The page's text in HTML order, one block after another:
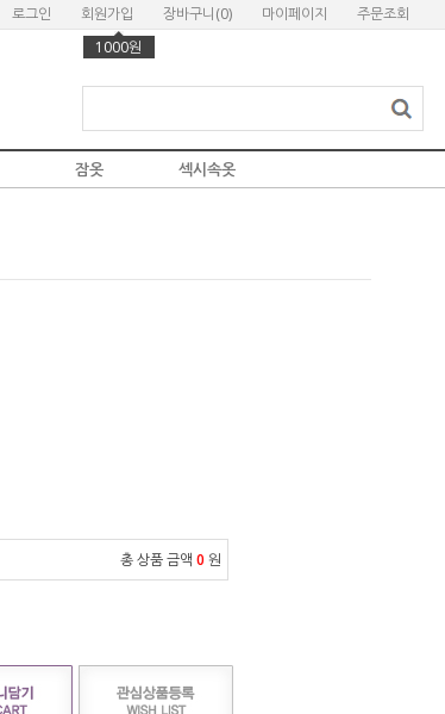
로그인
회원가입
1000원
장바구니(0) 마이페이지 주문조회
잠옷 섹시속옷
총 상품 금액 0 원